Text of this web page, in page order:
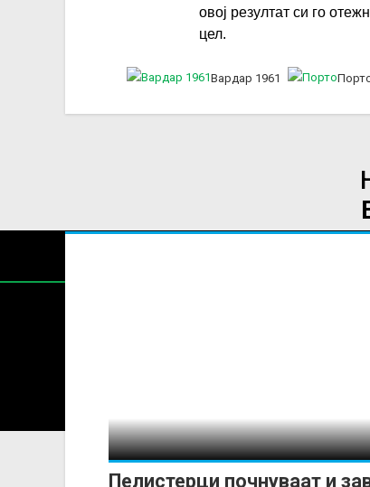
овој резултат си го
цел.
Вардар 1961
Пелистерци почнуваат и
За секоја форма на распространување,